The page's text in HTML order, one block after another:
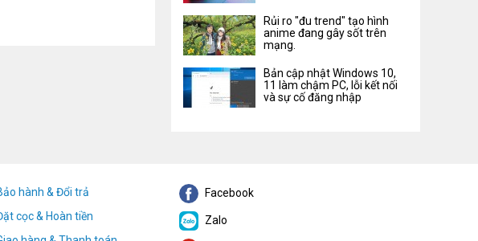
Rủi ro "đu trend" tạo hình
anime đang gây sốt trên
mạng.
Bản cập nhật Windows 10,
11 làm chậm PC, lỗi kết nối
và sự cố đăng nhập
hành & Đổi trả
cọc & Hoàn tiền
Facebook
Zalo